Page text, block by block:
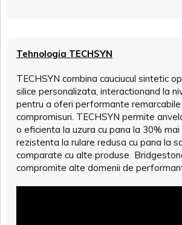
Tehnologia TECHSYN
TECHSYN combina cauciucul sintetic
silice personalizata, interactionand la
pentru a oferi performante
compromisuri. TECHSYN permite
o eficienta la uzura cu pana la 30% mai
rezistenta la rulare redusa cu pana la
comparate cu alte produse
compromite alte domenii de